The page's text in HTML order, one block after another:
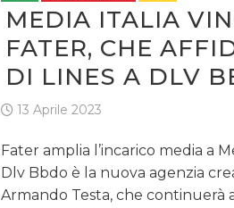
MEDIA ITALIA
FATER, CHE
DI LINES A DLV
13 Aprile 2023
Fater amplia l’incarico media a
Dlv Bbdo è la nuova agenzia
Armando Testa, che continuerà